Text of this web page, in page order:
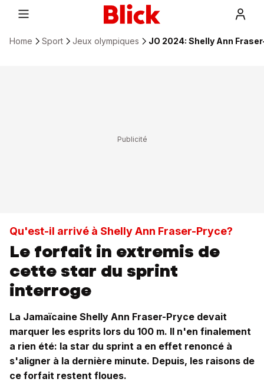
Home Sport Jeux olympiques JO 2024: Shelly Ann
Qu'est-il arrivé à Shelly Ann Fraser-Pryce?
Le forfait in extremis de
cette star du sprint
interroge
La Jamaïcaine Shelly Ann Fraser-Pryce devait
marquer les esprits lors du 100 m. Il n'en finalement
a rien été: la star du sprint a en effet renoncé à
s'aligner à la dernière minute. Depuis, les raisons de
ce forfait restent floues.